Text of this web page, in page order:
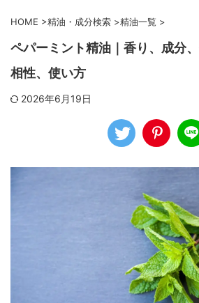
HOME >精油・成分検索 >精油一覧 >
ペパーミント精油｜香り、成分
相性、使い方
2026年6月19日